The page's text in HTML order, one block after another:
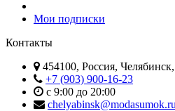
Мои подписки
Контакты
454100, Россия,
+7 (903) 900-16-23
с 9:00 до 20:00
chelyabinsk@modasumok.ru